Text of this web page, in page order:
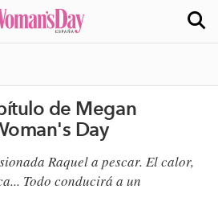
de Megan
Day
Raquel a pescar. El calor,
Todo conducirá a un